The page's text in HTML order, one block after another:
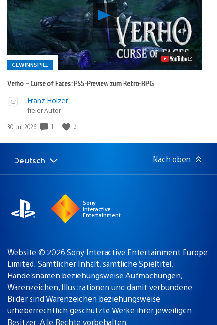
Verho
–
Curse
of
Faces:
PS5-
Preview
zum
Retro-
GEWINNSPIEL
Verho – Curse of Faces: PS5-Preview zum Retro-RPG
Veröffentlicht
Gewinnspiel
Franz Holzer
freier Autor
Veröffentlichungsdatum:
30. Jul 2026 1 3
Select
a
Aktuelle
Region:
Deutsch Nach oben
Sony
Interactive
Entertainment
Website © 2026 Sony Interactive Entertainment Europe
Limited. Sämtlicher Inhalt, sämtliche Spieltitel,
Handelsnamen beziehungsweise Aufmachungen,
Warenzeichen, Illustrationen und damit verbundene
Bilder sind Warenzeichen beziehungsweise
urheberrechtlich geschützte Werke ihrer jeweiligen
Besitzer. Alle Rechte vorbehalten.